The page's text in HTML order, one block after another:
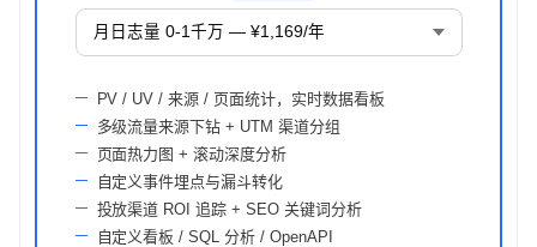
PV / UV / 来源 / 页面统计，实时数据看板
多级流量来源下钻 + UTM 渠道分组
页面热力图 + 滚动深度分析
自定义事件埋点与漏斗转化
投放渠道 ROI 追踪 + SEO 关键词分析
自定义看板 / SQL 分析 / OpenAPI